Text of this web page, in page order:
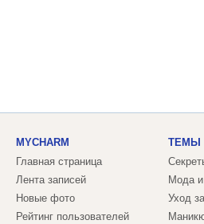
MYCHARM
Главная страница
Лента записей
Новые фото
Рейтинг пользователей
ТЕМЫ
Мода и
Уход